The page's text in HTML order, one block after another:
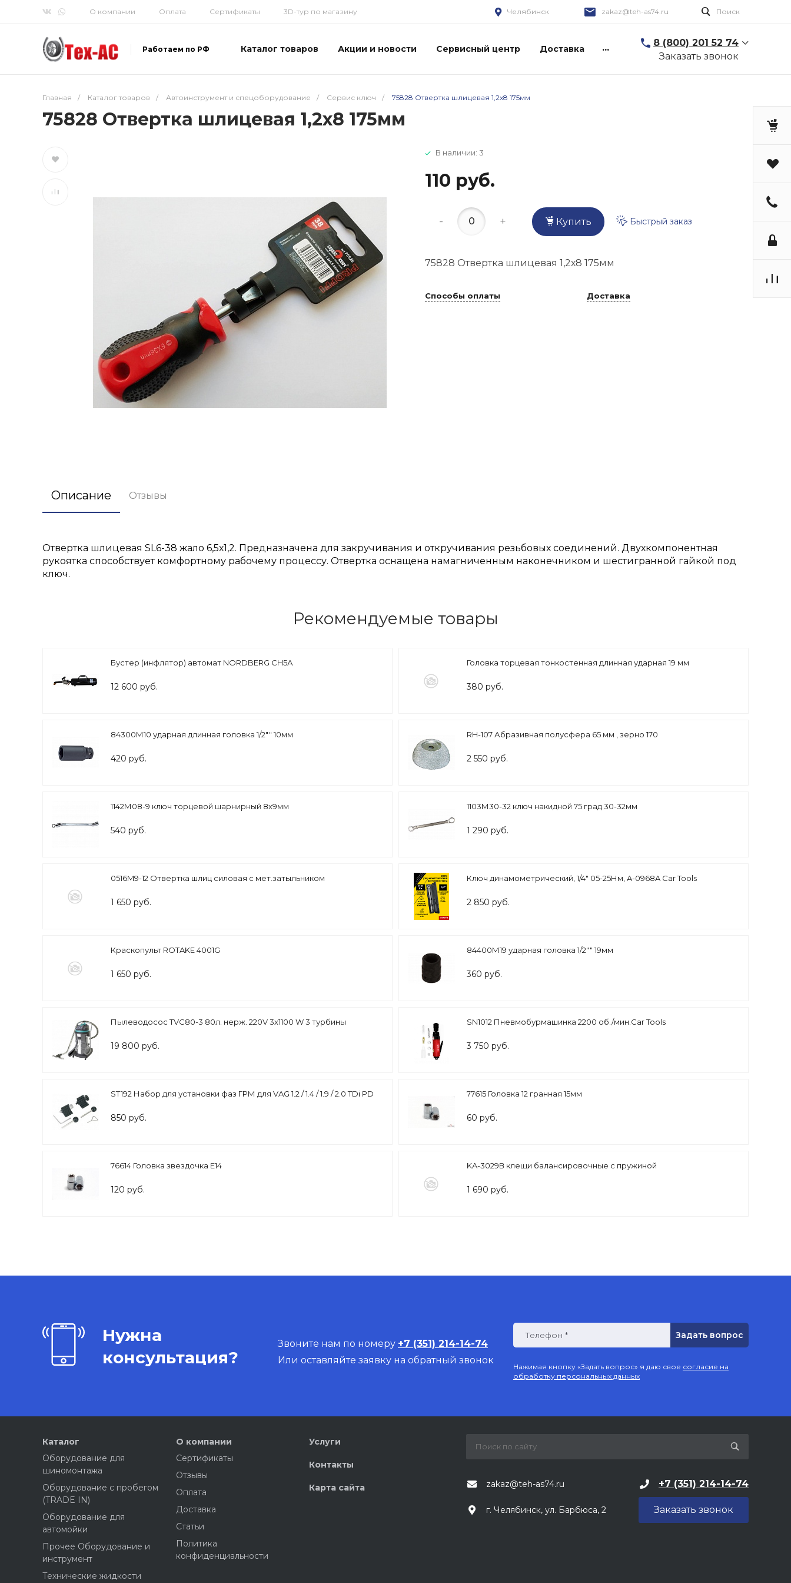
О компании Оплата Сертификаты 3D-тур по магазину Челябинск zakaz@teh-as74.ru Поиск
Работаем по РФ Каталог товаров Акции и новости Сервисный центр Доставка ...
8 (800) 201 52 74
Заказать звонок
Главная / Каталог товаров / Автоинструмент и спецоборудование / Сервис ключ / 75828 Отвертка шлицевая 1,2х8 175мм
75828 Отвертка шлицевая 1,2х8 175мм
В наличии: 3
110 руб.
- + Купить Быстрый заказ
75828 Отвертка шлицевая 1,2х8 175мм
Способы оплаты Доставка
Описание Отзывы
Отвертка шлицевая SL6-38 жало 6,5х1,2. Предназначена для закручивания и откручивания резьбовых соединений. Двухкомпонентная
рукоятка способствует комфортному рабочему процессу. Отвертка оснащена намагниченным наконечником и шестигранной гайкой под
ключ.
Рекомендуемые товары
Бустер (инфлятор) автомат NORDBERG CH5А
12 600 руб.
Головка торцевая тонкостенная длинная ударная 19 мм
380 руб.
84300М10 ударная длинная головка 1/2"" 10мм
420 руб.
RH-107 Абразивная полусфера 65 мм , зерно 170
2 550 руб.
1142М08-9 ключ торцевой шарнирный 8х9мм
540 руб.
1103М30-32 ключ накидной 75 град 30-32мм
1 290 руб.
0516M9-12 Отвертка шлиц силовая с мет.затыльником
1 650 руб.
Ключ динамометрический, 1/4" 05-25Нм, A-0968A Car Tools
2 850 руб.
Краскопульт ROTAKE 4001G
1 650 руб.
84400М19 ударная головка 1/2"" 19мм
360 руб.
Пылеводосос TVC80-3 80л. нерж. 220V 3х1100 W 3 турбины
19 800 руб.
SN1012 Пневмобурмашинка 2200 об./мин.Car Tools
3 750 руб.
ST192 Набор для установки фаз ГРМ для VAG 1.2 / 1.4 / 1.9 / 2.0 TDi PD
850 руб.
77615 Головка 12 гранная 15мм
60 руб.
76614 Головка звездочка Е14
120 руб.
KA-3029В клещи балансировочные с пружиной
1 690 руб.
Нужна
консультация?
Звоните нам по номеру +7 (351) 214-14-74
Или оставляйте заявку на обратный звонок
Телефон *
Нажимая кнопку «Задать вопрос» я даю свое согласие на
обработку персональных данных
Каталог
Оборудование для
шиномонтажа
Оборудование с пробегом
(TRADE IN)
Оборудование для
автомойки
Прочее Оборудование и
инструмент
Технические жидкости
О компании
Сертификаты
Отзывы
Оплата
Доставка
Статьи
Политика
конфиденциальности
Услуги
Контакты
Карта сайта zakaz@teh-as74.ru +7 (351) 214-14-74
г. Челябинск, ул. Барбюса, 2 Заказать звонок